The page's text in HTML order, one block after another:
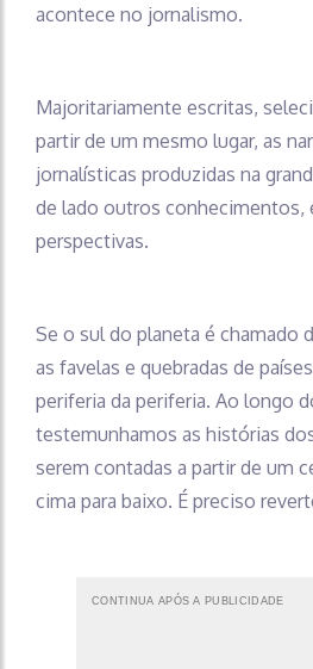
acontece no jornalismo.
Majoritariamente escritas,
partir de um mesmo lugar, as
jornalísticas produzidas na
de lado outros conhecimentos,
perspectivas.
Se o sul do planeta é chamado
as favelas e quebradas de
periferia da periferia. Ao longo
testemunhamos as histórias
serem contadas a partir de um
cima para baixo. É preciso
CONTINUA APÓS A PUBLICIDADE